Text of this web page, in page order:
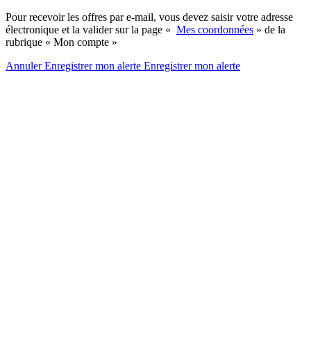
Pour recevoir les offres par e-mail, vous devez saisir votre adresse
électronique et la valider sur la page « Mes coordonnées » de la
rubrique « Mon compte »
AnnulerEnregistrer mon alerte Enregistrermon alerte